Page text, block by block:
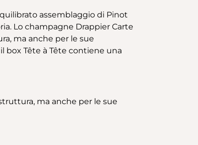
assemblaggio di Pinot
Lo champagne Drappier Carte
ma anche per le sue
box Tête à Tête contiene una
ma anche per le sue